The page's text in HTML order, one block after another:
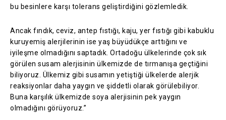
bu besinlere karşı tolerans geliştirdiğini gözlemledik.
Ancak fındık, ceviz, antep fıstığı, kaju, yer fıstığı gibi kabuklu
kuruyemiş alerjilerinin ise yaş büyüdükçe arttığını ve
iyileşme olmadığını saptadık. Ortadoğu ülkelerinde çok sık
görülen susam alerjisinin ülkemizde de tırmanışa geçtiğini
biliyoruz. Ülkemiz gibi susamın yetiştiği ülkelerde alerjik
reaksiyonlar daha yaygın ve şiddetli olarak görülebiliyor.
Buna karşılık ülkemizde soya alerjisinin pek yaygın
olmadığını görüyoruz.”